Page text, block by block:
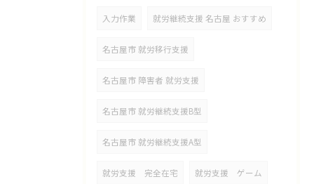
入力作業 就労継続支援 名古屋 おすすめ
名古屋市 就労移行支援
名古屋市 障害者 就労支援
名古屋市 就労継続支援B型
名古屋市 就労継続支援A型
就労支援 完全在宅 就労支援 ゲーム